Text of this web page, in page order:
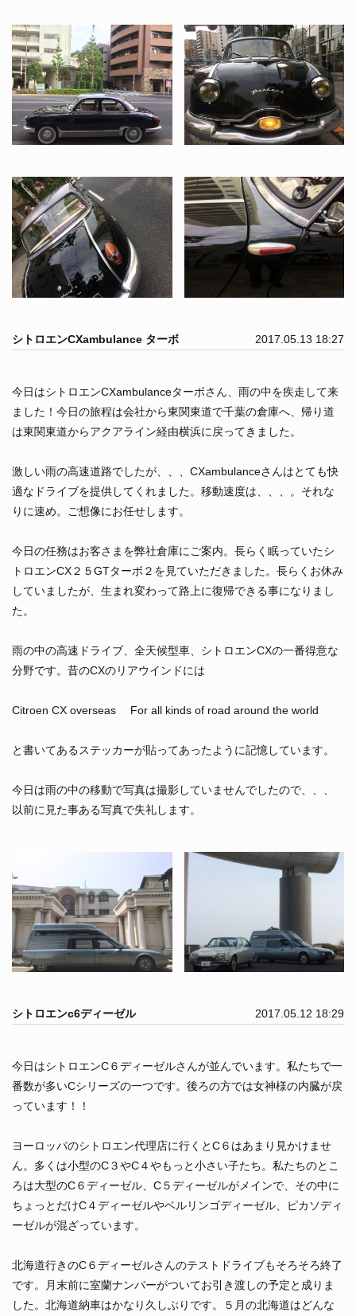
シトロエンCXambulance ターボ 2017.05.13 18:27
今日はシトロエンCXambulanceターボさん、雨の中を疾走して来
ました！今日の旅程は会社から東関東道で千葉の倉庫へ、帰り道
は東関東道からアクアライン経由横浜に戻ってきました。
激しい雨の高速道路でしたが、、、CXambulanceさんはとても快
適なドライブを提供してくれました。移動速度は、、、。それな
りに速め。ご想像にお任せします。
今日の任務はお客さまを弊社倉庫にご案内。長らく眠っていたシ
トロエンCX２５GTターボ２を見ていただきました。長らくお休み
していましたが、生まれ変わって路上に復帰できる事になりまし
た。
雨の中の高速ドライブ、全天候型車、シトロエンCXの一番得意な
分野です。昔のCXのリアウインドには
Citroen CX overseas For all kinds of road around the world
と書いてあるステッカーが貼ってあったように記憶しています。
今日は雨の中の移動で写真は撮影していませんでしたので、、、
以前に見た事ある写真で失礼します。
シトロエンc6ディーゼル 2017.05.12 18:29
今日はシトロエンC６ディーゼルさんが並んでいます。私たちで一
番数が多いCシリーズの一つです。後ろの方では女神様の内臓が戻
っています！！
ヨーロッパのシトロエン代理店に行くとC６はあまり見かけませ
ん。多くは小型のC３やC４やもっと小さい子たち。私たちのとこ
ろは大型のC６ディーゼル、C５ディーゼルがメインで、その中に
ちょっとだけC４ディーゼルやベルリンゴディーゼル、ピカソディ
ーゼルが混ざっています。
北海道行きのC６ディーゼルさんのテストドライブもそろそろ終了
です。月末前に室蘭ナンバーがついてお引き渡しの予定と成りま
した。北海道納車はかなり久しぶりです。５月の北海道はどんな